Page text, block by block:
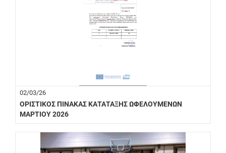
02/03/26
ΟΡΙΣΤΙΚΟΣ ΠΙΝΑΚΑΣ ΚΑΤΑΤΑΞΗΣ ΩΦΕΛΟΥΜΕΝΩΝ
ΜΑΡΤΙΟΥ 2026